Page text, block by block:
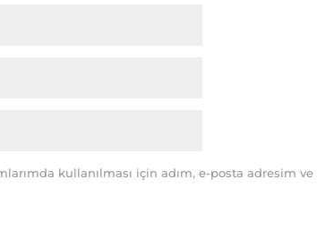
kullanılması için adım, e-posta adresim